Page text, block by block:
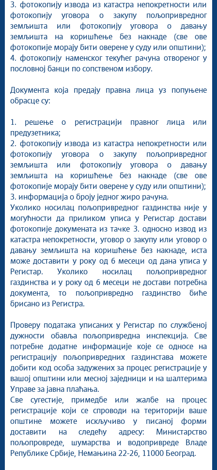
3. фотокопију извода из катастра непокретности или
фотокопију уговора о закупу пољопривредног
земљишта или фотокопију уговора о давању
земљишта на коришћење без накнаде (све ове
фотокопије морају бити оверене у суду или општини);
4. фотокопију наменског текућег рачуна отвореног у
пословној банци по сопственом избору.
Документа која предају правна лица уз попуњене
обрасце су:
1. решење о регистрацији правног лица или
предузетника;
2. фотокопију извода из катастра непокретности или
фотокопију уговора о закупу пољопривредног
земљишта или фотокопију уговора о давању
земљишта на коришћење без накнаде (све ове
фотокопије морају бити оверене у суду или општини);
3. информација о броју једног жиро рачуна.
Уколико носилац пољопривредног газдинства није у
могућности да приликом уписа у Регистар достави
фотокопије докумената из тачке 3. односно извод из
катастра непокретности, уговор о закупу или уговор о
давању земљишта на коришћење без накнаде, иста
може доставити у року од 6 месеци од дана уписа у
Регистар. Уколико носилац пољопривредног
газдинства и у року од 6 месеци не достави потребна
документа, то пољопривредно газдинство биће
брисано из Регистра.
Проверу података уписаних у Регистар по службеној
дужности обавља пољопривредна инспекција. Све
потребне додатне информације које се односе на
регистрацију пољопривредних газдинстава можете
добити код особа задужених за процес регистрације у
вашој општини или месној заједници и на шалтерима
Управе за јавна плаћања.
Све сугестије, примедбе или жалбе на процес
регистрације који се спроводи на територији ваше
општине можете искључиво у писаној форми
доставити на следећу адресу: Министарство
пољопровреде, шумарства и водопривреде Владе
Републике Србије, Немањина 22-26, 11000 Београд.